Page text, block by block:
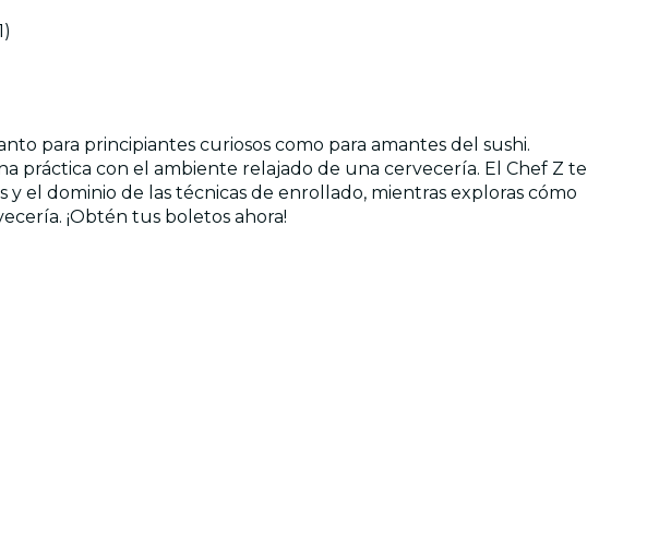
para principiantes curiosos como para amantes del sushi.
práctica con el ambiente relajado de una cervecería. El Chef Z te
el dominio de las técnicas de enrollado, mientras exploras cómo
¡Obtén tus boletos ahora!